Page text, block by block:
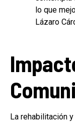
lo que
Lázaro
La rehabilitación